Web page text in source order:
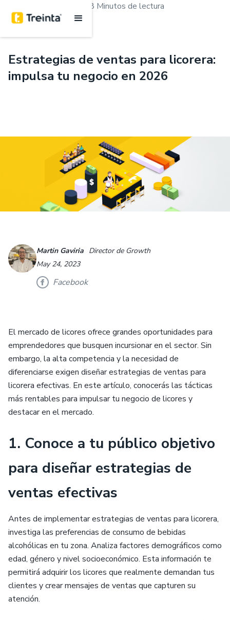
8 Minutos de lectura
Estrategias de ventas para licorera:
impulsa tu negocio en 2026
Martin Gaviria Director de Growth
May 24, 2023
Facebook
El mercado de licores ofrece grandes oportunidades para
emprendedores que busquen incursionar en el sector. Sin
embargo, la alta competencia y la necesidad de
diferenciarse exigen diseñar estrategias de ventas para
licorera efectivas. En este artículo, conocerás las tácticas
más rentables para impulsar tu negocio de licores y
destacar en el mercado.
1. Conoce a tu público objetivo
para diseñar estrategias de
ventas efectivas
Antes de implementar estrategias de ventas para licorera,
investiga las preferencias de consumo de bebidas
alcohólicas en tu zona. Analiza factores demográficos como
edad, género y nivel socioeconómico. Esta información te
permitirá adquirir los licores que realmente demandan tus
clientes y crear mensajes de ventas que capturen su
atención.